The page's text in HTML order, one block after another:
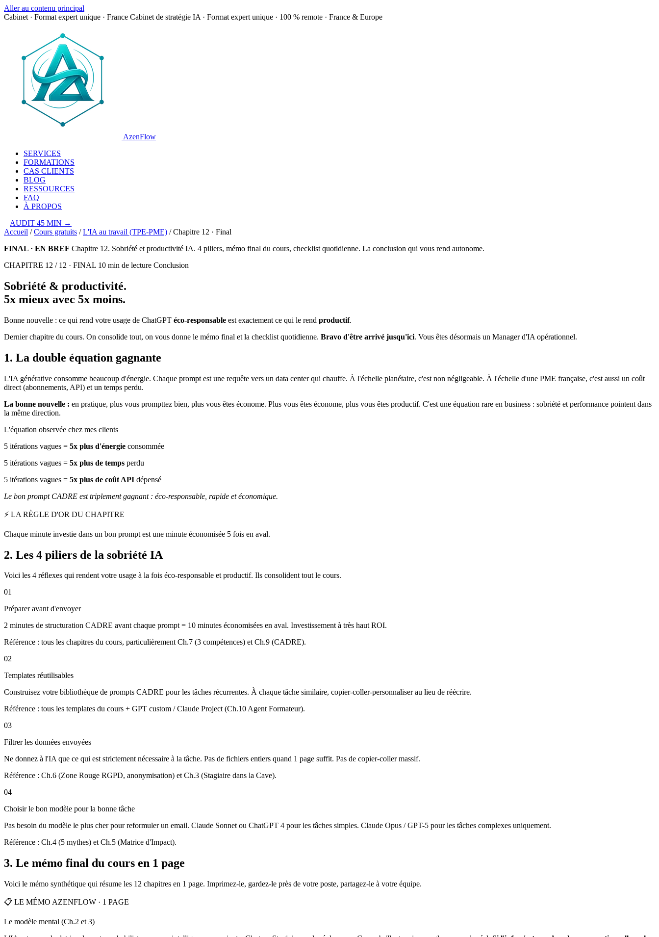
Aller au contenu principal
Cabinet · Format expert unique · France Cabinet de stratégie IA · Format expert unique · 100 % remote · France & Europe
AzenFlow
SERVICES
FORMATIONS
CAS CLIENTS
BLOG
RESSOURCES
FAQ
À PROPOS
AUDIT 45 MIN →
Accueil / Cours gratuits / L'IA au travail (TPE-PME) / Chapitre 12 · Final
FINAL · EN BREF Chapitre 12. Sobriété et productivité IA. 4 piliers, mémo final du cours, checklist quotidienne. La conclusion qui vous rend autonome.
CHAPITRE 12 / 12 · FINAL 10 min de lecture Conclusion
Sobriété & productivité.
5x mieux avec 5x moins.
Bonne nouvelle : ce qui rend votre usage de ChatGPT éco-responsable est exactement ce qui le rend productif.
Dernier chapitre du cours. On consolide tout, on vous donne le mémo final et la checklist quotidienne. Bravo d'être arrivé jusqu'ici. Vous êtes désormais un Manager d'IA opérationnel.
1. La double équation gagnante
L'IA générative consomme beaucoup d'énergie. Chaque prompt est une requête vers un data center qui chauffe. À l'échelle planétaire, c'est non négligeable. À l'échelle d'une PME française, c'est aussi un coût
direct (abonnements, API) et un temps perdu.
La bonne nouvelle : en pratique, plus vous prompttez bien, plus vous êtes économe. Plus vous êtes économe, plus vous êtes productif. C'est une équation rare en business : sobriété et performance pointent dans
la même direction.
L'équation observée chez mes clients
5 itérations vagues = 5x plus d'énergie consommée
5 itérations vagues = 5x plus de temps perdu
5 itérations vagues = 5x plus de coût API dépensé
Le bon prompt CADRE est triplement gagnant : éco-responsable, rapide et économique.
⚡ LA RÈGLE D'OR DU CHAPITRE
Chaque minute investie dans un bon prompt est une minute économisée 5 fois en aval.
2. Les 4 piliers de la sobriété IA
Voici les 4 réflexes qui rendent votre usage à la fois éco-responsable et productif. Ils consolident tout le cours.
01
Préparer avant d'envoyer
2 minutes de structuration CADRE avant chaque prompt = 10 minutes économisées en aval. Investissement à très haut ROI.
Référence : tous les chapitres du cours, particulièrement Ch.7 (3 compétences) et Ch.9 (CADRE).
02
Templates réutilisables
Construisez votre bibliothèque de prompts CADRE pour les tâches récurrentes. À chaque tâche similaire, copier-coller-personnaliser au lieu de réécrire.
Référence : tous les templates du cours + GPT custom / Claude Project (Ch.10 Agent Formateur).
03
Filtrer les données envoyées
Ne donnez à l'IA que ce qui est strictement nécessaire à la tâche. Pas de fichiers entiers quand 1 page suffit. Pas de copier-coller massif.
Référence : Ch.6 (Zone Rouge RGPD, anonymisation) et Ch.3 (Stagiaire dans la Cave).
04
Choisir le bon modèle pour la bonne tâche
Pas besoin du modèle le plus cher pour reformuler un email. Claude Sonnet ou ChatGPT 4 pour les tâches simples. Claude Opus / GPT-5 pour les tâches complexes uniquement.
Référence : Ch.4 (5 mythes) et Ch.5 (Matrice d'Impact).
3. Le mémo final du cours en 1 page
Voici le mémo synthétique qui résume les 12 chapitres en 1 page. Imprimez-le, gardez-le près de votre poste, partagez-le à votre équipe.
📋 LE MÉMO AZENFLOW · 1 PAGE
Le modèle mental (Ch.2 et 3)